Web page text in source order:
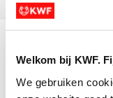
Welkom bij KWF.
We gebruiken
Evenementen